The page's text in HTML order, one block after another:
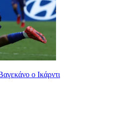
ο Ικάρντι